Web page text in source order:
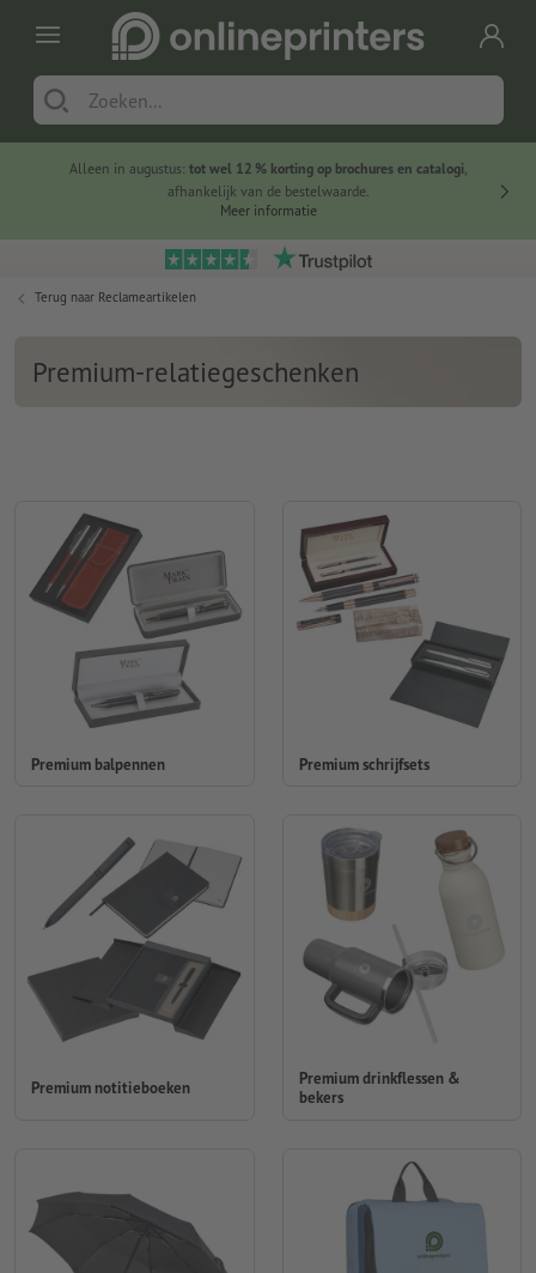
Alleen in augustus: tot wel 12 % korting op brochures en catalogi,
afhankelijk van de bestelwaarde.
Meer informatie
Terug naar Reclameartikelen
Premium-relatiegeschenken
Premium balpennen Premium schrijfsets
Premium notitieboeken
Premium drinkflessen &
bekers